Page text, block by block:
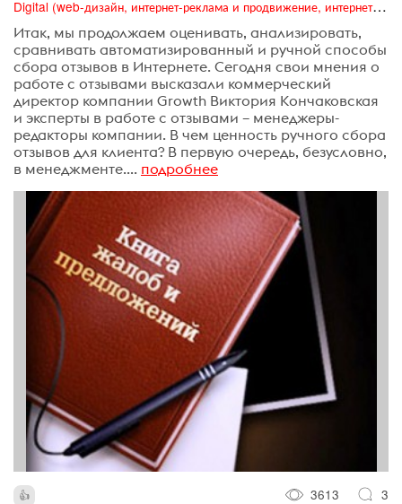
Digital (web-дизайн, интернет-реклама и продвижение, интернет-сообщества и блоги, интернет-коммуникации, мобильный маркетинг, реклама на цифровых экранах)
Итак, мы продолжаем оценивать, анализировать,
сравнивать автоматизированный и ручной способы
сбора отзывов в Интернете. Сегодня свои мнения о
работе с отзывами высказали коммерческий
директор компании Growth Виктория Кончаковская
и эксперты в работе с отзывами – менеджеры-
редакторы компании. В чем ценность ручного сбора
отзывов для клиента? В первую очередь, безусловно,
в менеджменте.... подробнее
3613 3